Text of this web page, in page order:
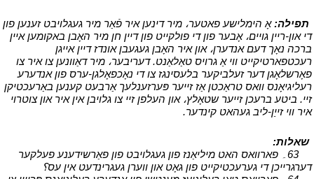
תפילה: אָ הימלישע פאטער، מיר דינען איר פֿאַר מיר געגלויבט זענען פון
די און-ריין גויים، אָבער פון די פולקייט פון דיין חן מיר האָבן באקומען איין
ברכה נאָך דעם אנדערן، און איר האָבן געגעבן אונדז דיין אייגן
רעכטפארטיקייט ווי אַ גרויס טאַלאַנט. דעריבער، מיר דאַוונען צו איר צו
פאָרשלאָגן דער זעלביקער בלעסינגז צו די נאָכפאָלגן-ערס פון אנדערע
רעליגיאָנס וואס טראַכטן אַז זייער פּערזענלעך אַרבעט קענען באַרעכטיקן
זיי. ביטע ברעכן זייער שטאָלץ، און העלפן זיי צו גלויבן אין איר און צוטרוי
איר ווי זייַן-ליב געהאט קינדער.
ישאלות:
63۔ פארוואס האט מיליאַנז פון געגלויבט פון פאַרשידענע פעלקער
דערגרייכן די גערעכטיקייט פון גאָט און ווערן געגרינדעט אין עס؟